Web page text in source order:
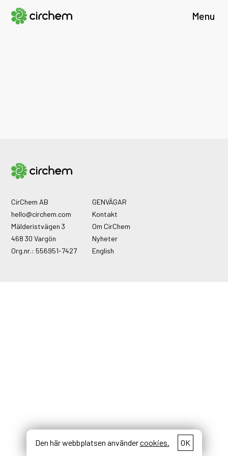
Menu
CirChem AB
hello@circhem.com
Mälderistvägen 3
468 30 Vargön
Org.nr.: 556951-7427
GENVÄGAR
Kontakt
Om CirChem
Nyheter
English
Den här webbplatsen användercookies. OK